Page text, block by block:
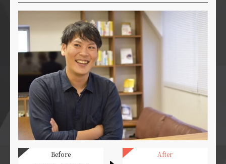
Before After